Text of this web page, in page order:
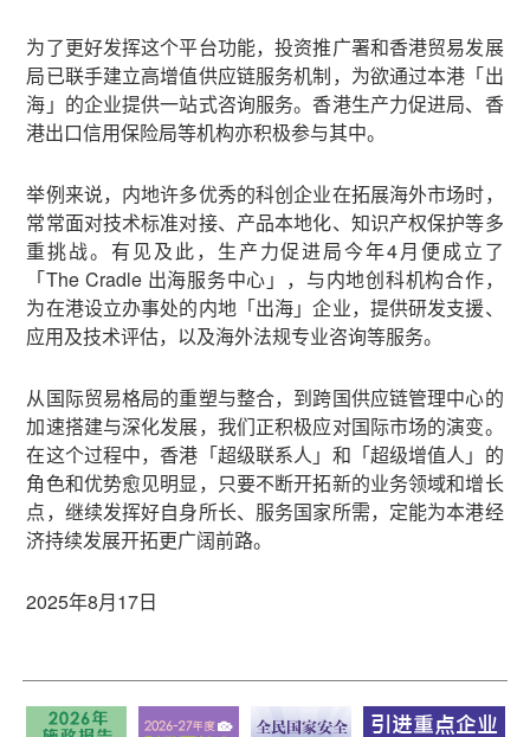
为了更好发挥这个平台功能，投资推广署和香港贸易发展
局已联手建立高增值供应链服务机制，为欲通过本港「出
海」的企业提供一站式咨询服务。香港生产力促进局、香
港出口信用保险局等机构亦积极参与其中。
举例来说，内地许多优秀的科创企业在拓展海外市场时，
常常面对技术标准对接、产品本地化、知识产权保护等多
重挑战。有见及此，生产力促进局今年4月便成立了
「The Cradle 出海服务中心」，与内地创科机构合作，
为在港设立办事处的内地「出海」企业，提供研发支援、
应用及技术评估，以及海外法规专业咨询等服务。
从国际贸易格局的重塑与整合，到跨国供应链管理中心的
加速搭建与深化发展，我们正积极应对国际市场的演变。
在这个过程中，香港「超级联系人」和「超级增值人」的
角色和优势愈见明显，只要不断开拓新的业务领域和增长
点，继续发挥好自身所长、服务国家所需，定能为本港经
济持续发展开拓更广阔前路。
2025年8月17日